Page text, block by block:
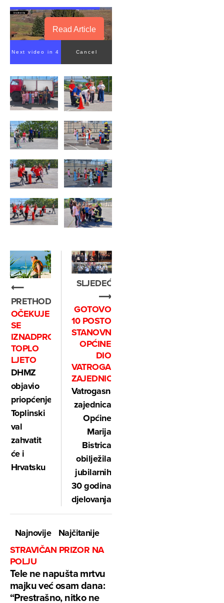
Read Article
Next video in 4 Cancel
⟵
PRETHODNO
OČEKUJE
SE
IZNADPROSJEČNO
TOPLO
LJETO
DHMZ
objavio
priopćenje:
Toplinski
val
zahvatit
će i
Hrvatsku
SLJEDEĆE
⟶
GOTOVO
10 POSTO
STANOVNIŠTVA
OPĆINE
DIO
VATROGASNE
ZAJEDNICE
Vatrogasna
zajednica
Općine
Marija
Bistrica
obilježila
jubilarnih
30 godina
djelovanja
Najnovije
Najčitanije
STRAVIČAN PRIZOR NA
POLJU
Tele ne napušta mrtvu
majku već osam dana:
“Prestrašno, nitko ne